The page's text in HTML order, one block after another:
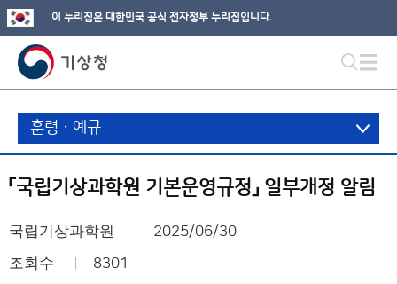
이 누리집은 대한민국 공식 전자정부 누리집입니다.
훈령ㆍ예규
「국립기상과학원 기본운영규정」 일부개정 알림
국립기상과학원 2025/06/30
조회수 8301